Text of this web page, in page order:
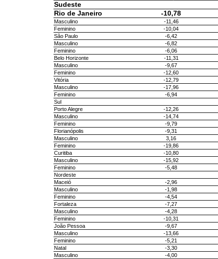
Sudeste
Rio de Janeiro
-10,78
Masculino
-11,46
Feminino
-10,04
São Paulo
-6,42
Masculino
-6,82
Feminino
-6,06
Belo Horizonte
-11,31
Masculino
-9,67
Feminino
-12,60
Vitória
-12,79
Masculino
-17,96
Feminino
-6,94
Sul
Porto Alegre
-12,26
Masculino
-14,74
Feminino
-9,79
Florianópolis
-9,31
Masculino
3,16
Feminino
-19,86
Curitiba
-10,80
Masculino
-15,92
Feminino
-5,48
Nordeste
Maceió
-2,96
Masculino
-1,98
Feminino
-4,54
Fortaleza
-7,27
Masculino
-4,28
Feminino
-10,31
João Pessoa
-9,67
Masculino
-13,66
Feminino
-5,21
Natal
-3,30
Masculino
-4,00